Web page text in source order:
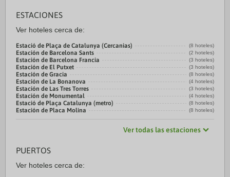
ESTACIONES
Ver hoteles cerca de:
Estació de Plaça de Catalunya (Cercanias) (8 hoteles)
Estación de Barcelona Sants (2 hoteles)
Estación de Barcelona Francia (3 hoteles)
Estación de El Putxet (3 hoteles)
Estación de Gracia (8 hoteles)
Estación de La Bonanova (4 hoteles)
Estación de Las Tres Torres (3 hoteles)
Estación de Monumental (4 hoteles)
Estació de Plaça Catalunya (metro) (8 hoteles)
Estación de Placa Molina (8 hoteles)
Ver todas las estaciones
PUERTOS
Ver hoteles cerca de: